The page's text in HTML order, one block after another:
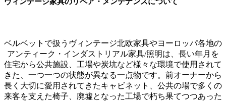
ベルベットで扱うヴィンテージ北欧家具やヨーロッパ各地の
アンティーク・インダストリアル家具/照明は、長い年月を
住宅から公共施設、工場や炭坑など様々な環境で使用されて
きた、一つ一つの状態が異なる一点物です。前オーナーから
長く大切に愛用されてきたキャビネット、公共の場で多くの
来客を支えた椅子、廃墟となった工場で朽ち果てつつあった